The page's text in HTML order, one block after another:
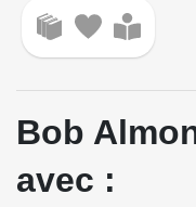
Bob
avec :